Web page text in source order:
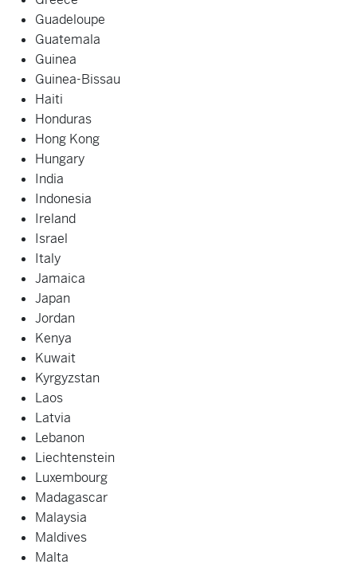
Guadeloupe
Guatemala
Guinea
Guinea-Bissau
Haiti
Honduras
Hong Kong
Hungary
India
Indonesia
Ireland
Israel
Italy
Jamaica
Japan
Jordan
Kenya
Kuwait
Kyrgyzstan
Laos
Latvia
Lebanon
Liechtenstein
Luxembourg
Madagascar
Malaysia
Maldives
Malta